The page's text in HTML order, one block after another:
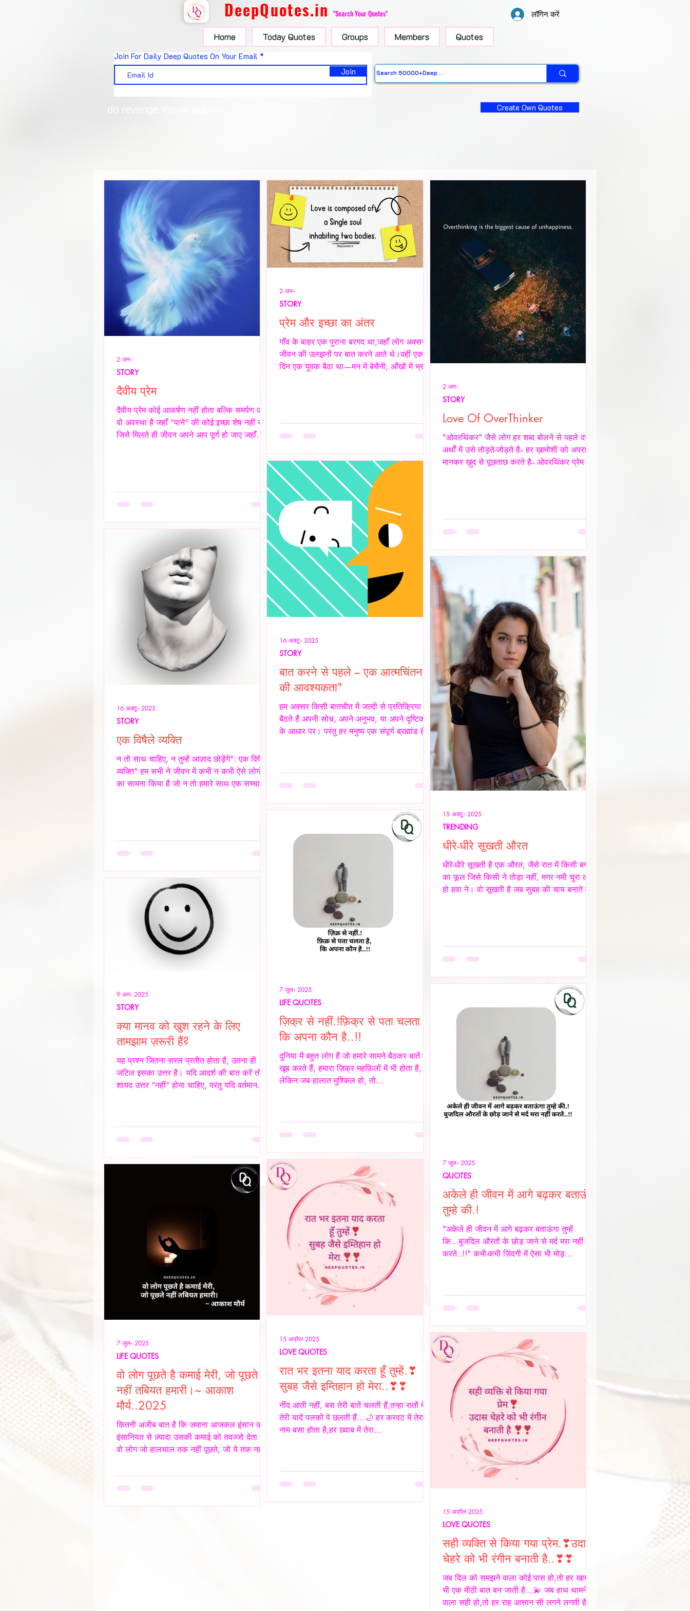
DeepQuotes.in "Search Your Quotes" लॉगिन करें
Home Today Quotes Groups Members Quotes
Join For Daily Deep Quotes On Your Email
Join
do revenge movie quotes Create Own Quotes
दैवीय प्रेम
दैवीय प्रेम कोई आकर्षण नहीं होता बल्कि समर्पण की
वो अवस्था है जहाँ “पाने” की कोई इच्छा शेष नहीं रहती
जिसे मिलते ही जीवन अपने आप पूर्ण हो जाए जहाँ
उपस्थिति बन जाती है!- ____ ये वो प्रेम है जहाँ आत्मा
आत्मा को पहचान लेती है बिना परिचय, बिना
स्पर्श,बिना ये पूछे कि “तुम मेरे क्या हो?” दै
STORY
2 जन॰
प्रेम और इच्छा का अंतर
गाँव के बाहर एक पुराना बरगद था,जहाँ लोग अक्सर
जीवन की उलझनों पर बात करने आते थे।वहीं एक
दिन एक युवक बैठा था—मन में बेचैनी, आँखों में भ्रम।
समझो।और यदि अस्वीकार करे,तो उसकी इच्छा का
सम्मान करवहीं से लौट जाओ—जहाँ से आए थे।” फिर
उन्होंने ठहरकर कहा—
STORY
2 जन॰
Love Of OverThinker
"ओवरथिंकर" जैसे लोग हर शब्द बोलने से पहले दर्ज़नों
अर्थों में उसे तोड़ते-जोड़ते है-- हर ख़ामोशी को अपराध
मानकर ख़ुद से पूछताछ करते है-- ओवरथिंकर प्रेम में
शांति अपने प्रश्न सब चुपचाप स्थगित कर देते है--
ओवरथिंकर पहले ख़ुद को समझाते हैं-- “
STORY
2 जन॰
एक विषैले व्यक्ति
न तो साथ चाहिए, न तुम्हें आज़ाद छोड़ेंगे": एक विषैले
व्यक्ति" हम सभी ने जीवन में कभी न कभी ऐसे लोगों
का सामना किया है जो न तो हमारे साथ एक सच्चा
ये लोग अक्सर "Toxic", यानी विषैले व्यवहार के
उदाहरण होते हैं, और उनके व्यवहार में गैसलाइटिंग, इम
STORY
16 अक्टू॰ 2025
बात करने से पहले – एक आत्मचिंतन
की आवश्यकता"
हम अक्सर किसी बातचीत में जल्दी से प्रतिक्रिया दे
बैठते हैं अपनी सोच, अपने अनुभव, या अपने दृष्टिकोण
के आधार पर। परंतु हर मनुष्य एक संपूर्ण ब्रह्मांड है,
आत्मचिंतन करना ज़रूरी होता है। शब्द केवल ध्वनियाँ
कभी चोट। हर व्यक्ति की अपनी 'दुनिया' होती है हम
यह मानकर चलते हैं कि सामने वाला हमें उसी तरह
STORY
16 अक्टू॰ 2025
धीरे-धीरे सूखती औरत
धीरे-धीरे सूखती है एक औरत, जैसे रात में किसी बगीचे
का फूल जिसे किसी ने तोड़ा नहीं, मगर नमी चुरा ली
हो हवा ने। वो सूखती है जब सुबह की चाय बनाते वक़्त
जब उसकी पसंदें "गृहस्थी के तवे" में जल कर राख हो
जाती हैं। नीली साड़ी जो उसे बहुत पसंद थी, व
TRENDING
15 अक्टू॰ 2025
क्या मानव को खुश रहने के लिए
तामझाम ज़रूरी हैं?
यह प्रश्न जितना सरल प्रतीत होता है, उतना ही
जटिल इसका उत्तर है। यदि आदर्श की बात करें तो
शायद उत्तर “नहीं” होना चाहिए, परंतु यदि वर्तमान
है। आज मानव जीवन की लगभग 98% समस्याओं का
सुरक्षा हो, शिक्षा हो या स्वास्थ्य हर समस्या का
समाधान धन से जोड़कर देखा जाता है। यह स्थिति यूँ
STORY
9 अग॰ 2025
ज़िक्र से नहीं.!फ़िक्र से पता चलता है,
कि अपना कौन है..!!
दुनिया में बहुत लोग हैं जो हमारे सामने बैठकर बातें तो
खूब करते हैं, हमारा ज़िक्र महफ़िलों में भी होता है,
लेकिन जब हालात मुश्किल हो, तो...
LIFE QUOTES
7 जुल॰ 2025
अकेले ही जीवन में आगे बढ़कर बताऊंगा
तुम्हे की.!
"अकेले ही जीवन में आगे बढ़कर बताऊंगा तुम्हें
कि...बुजदिल औरतों के छोड़ जाने से मर्द मरा नहीं
करते..!!" कभी-कभी ज़िंदगी में ऐसा भी मोड़...
QUOTES
7 जुल॰ 2025
वो लोग पूछते है कमाई मेरी, जो पूछते
नहीं तबियत हमारी।~ आकाश
मौर्य..2025
कितनी अजीब बात है कि ज़माना आजकल इंसान की
इंसानियत से ज़्यादा उसकी कमाई को तवज्जो देता है।
वो लोग जो हालचाल तक नहीं पूछते, जो ये तक नहीं...
LIFE QUOTES
7 जुल॰ 2025
रात भर इतना याद करता हूँ तुम्हें.❣
सुबह जैसे इम्तिहान हो मेरा..❣❣
नींद आती नहीं, बस तेरी बातें चलती हैं,तन्हा रातों में
तेरी यादें पलकों पे छलती हैं…🌙 हर करवट में तेरा
नाम बसा होता है,हर ख़्वाब में तेरा...
LOVE QUOTES
15 अप्रैल 2025
सही व्यक्ति से किया गया प्रेम.❣उदास
चेहरे को भी रंगीन बनाती है..❣❣
जब दिल को समझने वाला कोई पास हो,तो हर खामोशी
भी एक मीठी बात बन जाती है…💫 जब हाथ थामने
वाला सही हो,तो हर राह आसान सी लगने लगती है…
LOVE QUOTES
15 अप्रैल 2025